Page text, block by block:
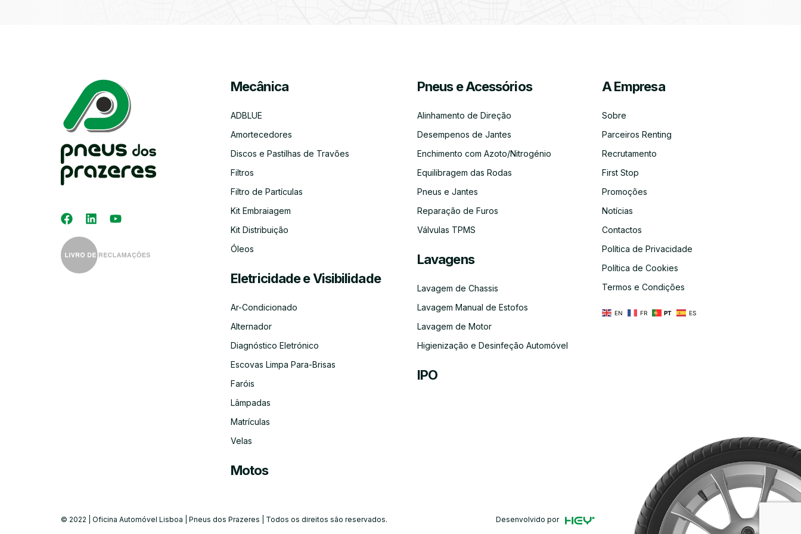
Mecânica
ADBLUE
Amortecedores
Discos e Pastilhas de Travões
Filtros
Filtro de Partículas
Kit Embraiagem
Kit Distribuição
Óleos
Eletricidade e Visibilidade
Ar-Condicionado
Alternador
Diagnóstico Eletrónico
Escovas Limpa Para-Brisas
Faróis
Lâmpadas
Matrículas
Velas
Motos
Pneus e Acessórios
Alinhamento de Direção
Desempenos de Jantes
Enchimento com Azoto/Nitrogénio
Equilibragem das Rodas
Pneus e Jantes
Reparação de Furos
Válvulas TPMS
Lavagens
Lavagem de Chassis
Lavagem Manual de Estofos
Lavagem de Motor
Higienização e Desinfeção Automóvel
IPO
A Empresa
Sobre
Parceiros Renting
Recrutamento
First Stop
Promoções
Notícias
Contactos
Política de Privacidade
Política de Cookies
Termos e Condições
EN FR PT ES
© 2022 | Oficina Automóvel Lisboa | Pneus dos Prazeres | Todos os direitos são reservados. Desenvolvido por
Kit
Kit
Diagnóstico
Rádios
AlternadorADBLUELimpeza
do
Circuito
de
Refrigeração
Faróis
Serviço
Recolha
e
Carro
LubrificaçãoInspeção
Automóvel
Escovas
Limpa
Para-
Brisas
Filtros
Emissões
de
Gases
(CO)